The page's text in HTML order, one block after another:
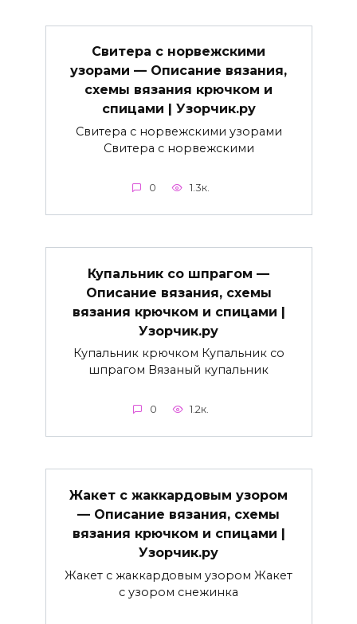
Свитера с норвежскими
узорами — Описание вязания,
схемы вязания крючком и
спицами | Узорчик.ру
Свитера с норвежскими узорами
Свитера с норвежскими
0 1.3к.
Купальник со шпрагом —
Описание вязания, схемы
вязания крючком и спицами |
Узорчик.ру
Купальник крючком Купальник со
шпрагом Вязаный купальник
0 1.2к.
Жакет с жаккардовым узором
— Описание вязания, схемы
вязания крючком и спицами |
Узорчик.ру
Жакет с жаккардовым узором Жакет
с узором снежинка